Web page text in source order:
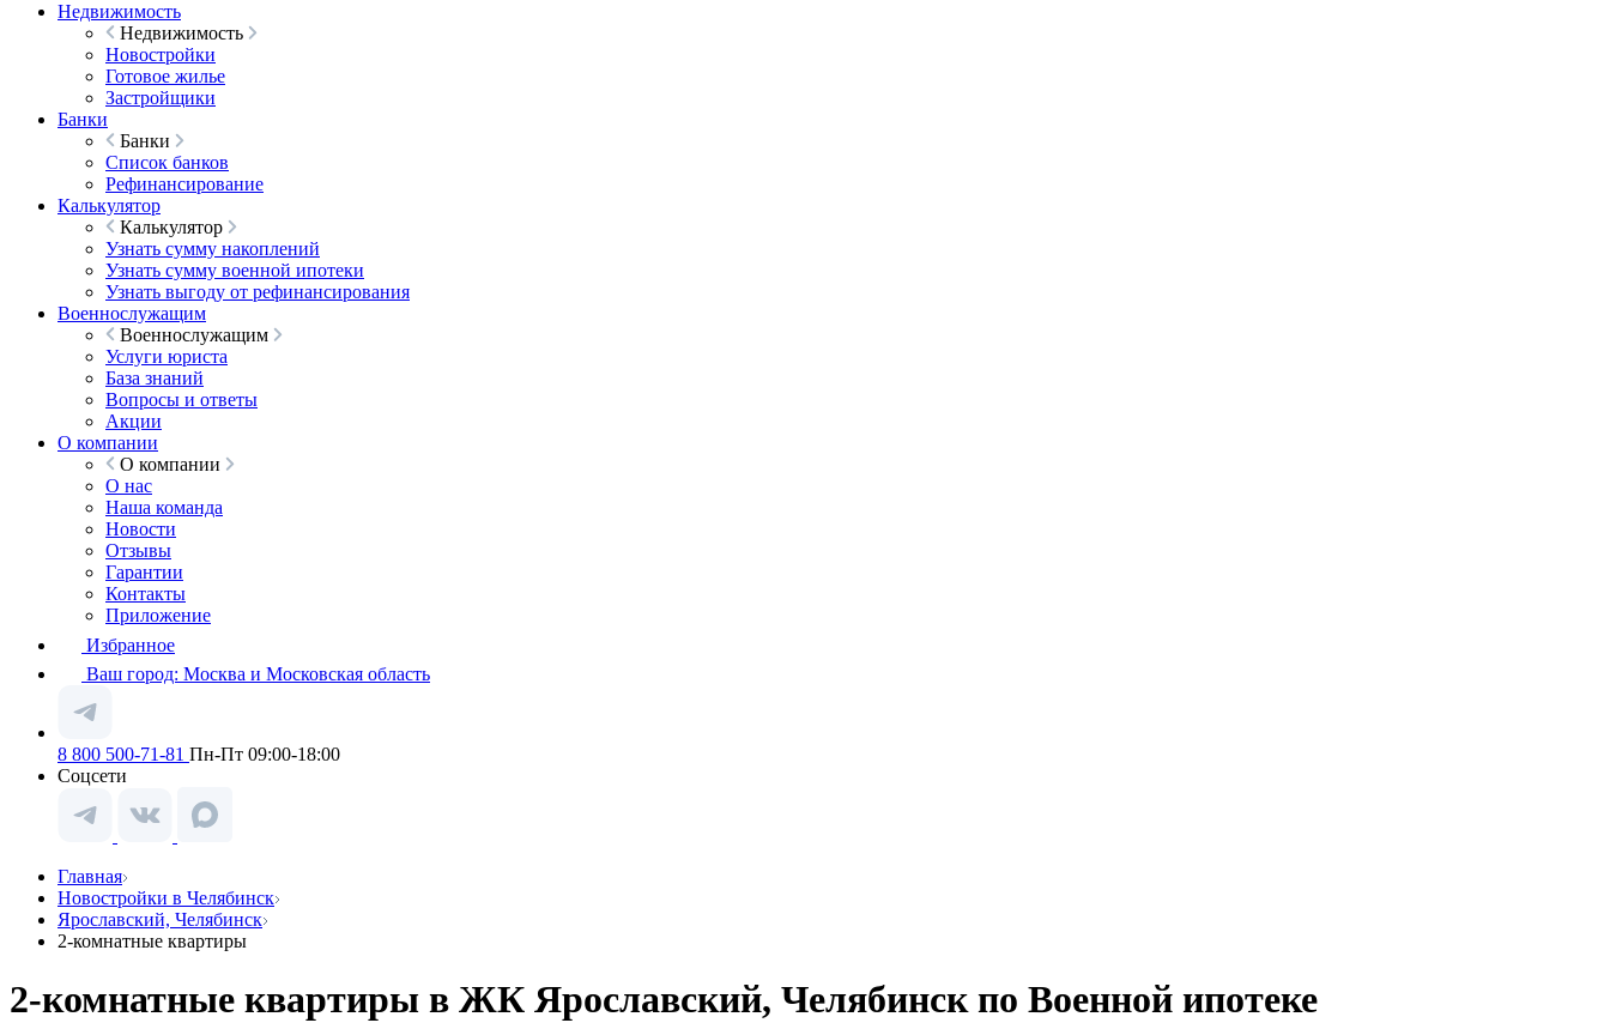
Недвижимость
Недвижимость
Новостройки
Готовое жилье
Застройщики
Банки
Банки
Список банков
Рефинансирование
Калькулятор
Калькулятор
Узнать сумму накоплений
Узнать сумму военной ипотеки
Узнать выгоду от рефинансирования
Военнослужащим
Военнослужащим
Услуги юриста
База знаний
Вопросы и ответы
Акции
О компании
О компании
О нас
Наша команда
Новости
Отзывы
Гарантии
Контакты
Приложение
Избранное
Ваш город: Москва и Московская область
8 800 500-71-81 Пн-Пт 09:00-18:00
Соцсети
Главная
Новостройки в Челябинск
Ярославский, Челябинск
2-комнатные квартиры
2-комнатные квартиры в ЖК Ярославский, Челябинск по Военной ипотеке